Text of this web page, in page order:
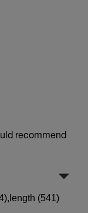
recommend
length (541)